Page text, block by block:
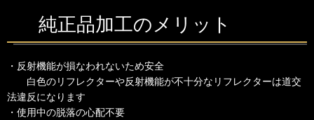
純正品加工のメリット
・反射機能が損なわれないため安全
白色のリフレクターや反射機能が不十分なリフレクターは道交
法違反になります
・使用中の脱落の心配不要